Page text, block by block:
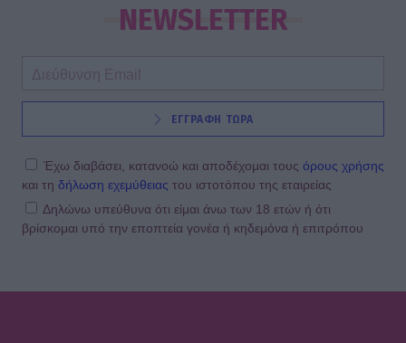
από την άλλη είμαι και καλά μέσα
MEDIA
Αντώνιος και Κλεοπάτρα: Από το
TRENDS
NEWSLETTER
ΕΓΓΡΑΦΗ ΤΩΡΑ
Έχω διαβάσει, κατανοώ και αποδέχομαι τους όρους χρήσης
και τη δήλωση εχεμύθειας του ιστοτόπου της εταιρείας
Δηλώνω υπεύθυνα ότι είμαι άνω των 18 ετών ή ότι
βρίσκομαι υπό την εποπτεία γονέα ή κηδεμόνα ή επιτρόπου